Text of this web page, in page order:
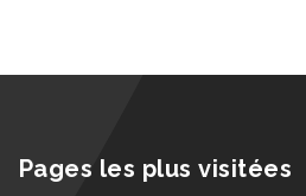
Pages les plus visitées